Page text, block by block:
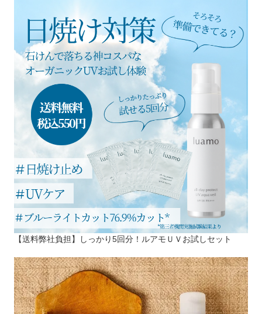
【送料弊社負担】しっかり5回分！ルアモＵＶお試しセット